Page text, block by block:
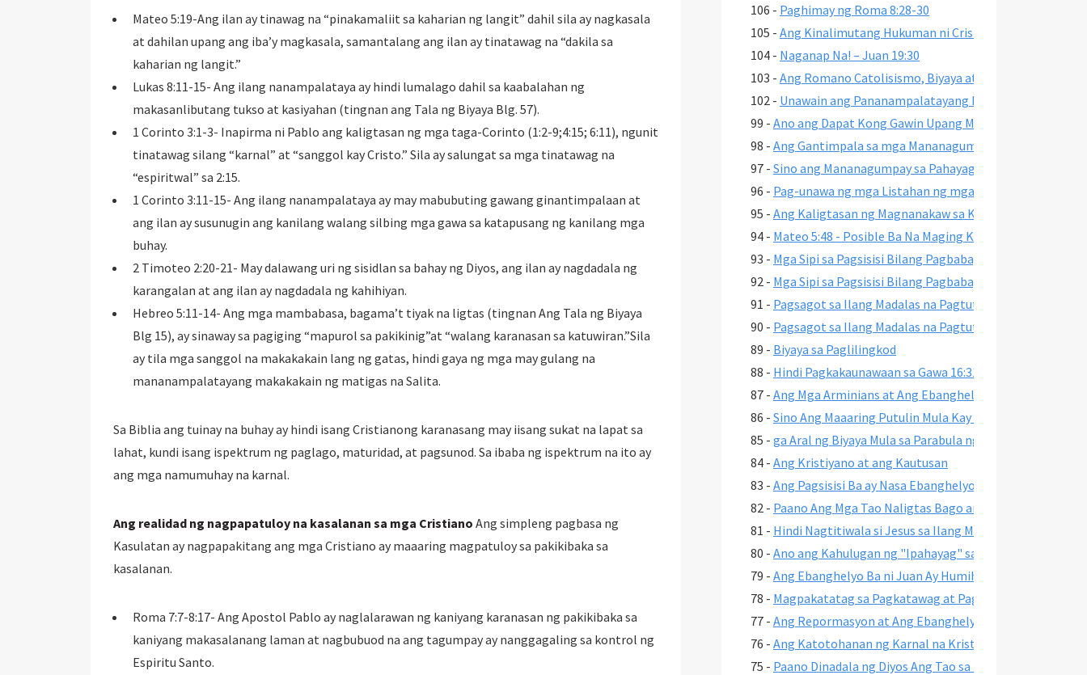
Mateo 5:19-Ang ilan ay tinawag na “pinakamaliit sa kaharian ng langit” dahil sila ay nagkasala
at dahilan upang ang iba’y magkasala, samantalang ang ilan ay tinatawag na “dakila sa
kaharian ng langit.”
Lukas 8:11-15- Ang ilang nanampalataya ay hindi lumalago dahil sa kaabalahan ng
makasanlibutang tukso at kasiyahan (tingnan ang Tala ng Biyaya Blg. 57).
1 Corinto 3:1-3- Inapirma ni Pablo ang kaligtasan ng mga taga-Corinto (1:2-9;4:15; 6:11), ngunit
tinatawag silang “karnal” at “sanggol kay Cristo.” Sila ay salungat sa mga tinatawag na
“espiritwal” sa 2:15.
1 Corinto 3:11-15- Ang ilang nanampalataya ay may mabubuting gawang ginantimpalaan at
ang ilan ay susunugin ang kanilang walang silbing mga gawa sa katapusang ng kanilang mga
buhay.
2 Timoteo 2:20-21- May dalawang uri ng sisidlan sa bahay ng Diyos, ang ilan ay nagdadala ng
karangalan at ang ilan ay nagdadala ng kahihiyan.
Hebreo 5:11-14- Ang mga mambabasa, bagama’t tiyak na ligtas (tingnan Ang Tala ng Biyaya
Blg 15), ay sinaway sa pagiging “mapurol sa pakikinig”at “walang karanasan sa katuwiran.”Sila
ay tila mga sanggol na makakakain lang ng gatas, hindi gaya ng mga may gulang na
mananampalatayang makakakain ng matigas na Salita.
Sa Biblia ang tuinay na buhay ay hindi isang Cristianong karanasang may iisang sukat na lapat sa
lahat, kundi isang ispektrum ng paglago, maturidad, at pagsunod. Sa ibaba ng ispektrum na ito ay
ang mga namumuhay na karnal.
Ang realidad ng nagpapatuloy na kasalanan sa mga Cristiano
Kasulatan ay nagpapakitang ang mga Cristiano ay maaaring magpatuloy sa pakikibaka sa
kasalanan.
Roma 7:7-8:17- Ang Apostol Pablo ay naglalarawan ng kaniyang karanasan ng pakikibaka sa
kaniyang makasalanang laman at nagbubuod na ang tagumpay ay nanggagaling sa kontrol ng
Espiritu Santo.
106 - Paghimay ng Roma 8:28-30
105 - Ang Kinalimutang Hukuman ni Cristo
104 - Naganap Na! – Juan 19:30
103 - Ang Romano Catolisismo, Biyaya at Kaligtasan
102 - Unawain ang Pananampalatayang Nagliligtas
99 - Ano ang Dapat Kong Gawin Upang Maalis Ang Aking
98 - Ang Gantimpala sa mga Mananagumpay sa Pahayag 2-3
97 - Sino ang Mananagumpay sa Pahayag 2-3?
96 - Pag-unawa ng mga Listahan ng mga Kasalanan sa 1
95 - Ang Kaligtasan ng Magnanakaw sa Krus
94 - Mateo 5:48 - Posible Ba Na Maging Kasing Sakdal Gaya
93 - Mga Sipi sa Pagsisisi Bilang Pagbabago ng Isipan,
92 - Mga Sipi sa Pagsisisi Bilang Pagbabago ng Isipan,
91 - Pagsagot sa Ilang Madalas na Pagtutol sa Free Grace,
90 - Pagsagot sa Ilang Madalas na Pagtutol sa Free Grace,
89 - Biyaya sa Paglilingkod
88 - Hindi Pagkakaunawaan sa Gawa 16:31
87 - Ang Mga Arminians at Ang Ebanghelyo ng Biyaya
86 - Sino Ang Maaaring Putulin Mula Kay Kristo sa Roma
85 - ga Aral ng Biyaya Mula sa Parabula ng Alibughang Anak,
84 - Ang Kristiyano at ang Kautusan
83 - Ang Pagsisisi Ba ay Nasa Ebanghelyo ni Juan?
82 - Paano Ang Mga Tao Naligtas Bago ang Kamatayan at
81 - Hindi Nagtitiwala si Jesus sa Ilang Mananampalataya;
80 - Ano ang Kahulugan ng "Ipahayag" sa Roma 10:9-10?
79 - Ang Ebanghelyo Ba ni Juan Ay Humihingi ng
78 - Magpakatatag sa Pagkatawag at Pagkahirang - 2 Pedro
77 - Ang Repormasyon at Ang Ebanghelyo ng Biyaya
76 - Ang Katotohanan ng Karnal na Kristiyano
75 - Paano Dinadala ng Diyos Ang Tao sa Kaligtasan